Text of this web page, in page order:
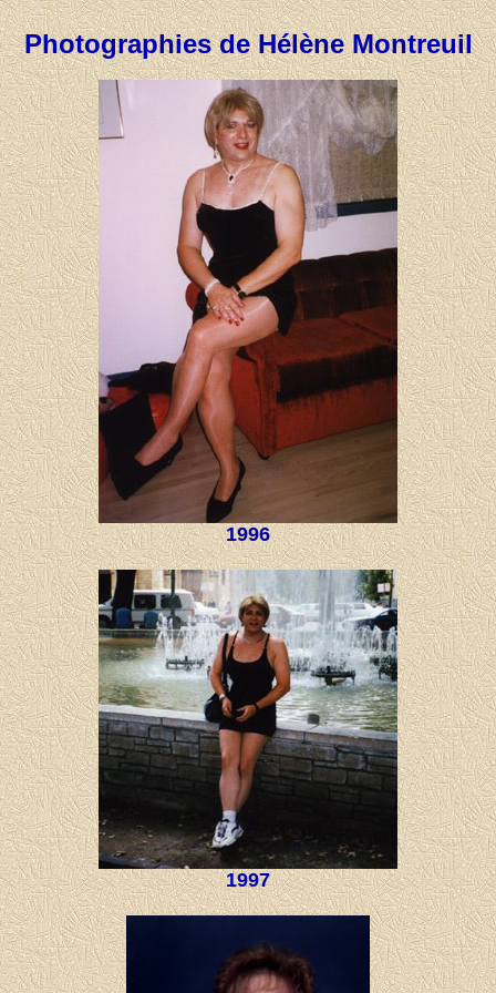
Photographies de Hélène Montreuil
1996
1997